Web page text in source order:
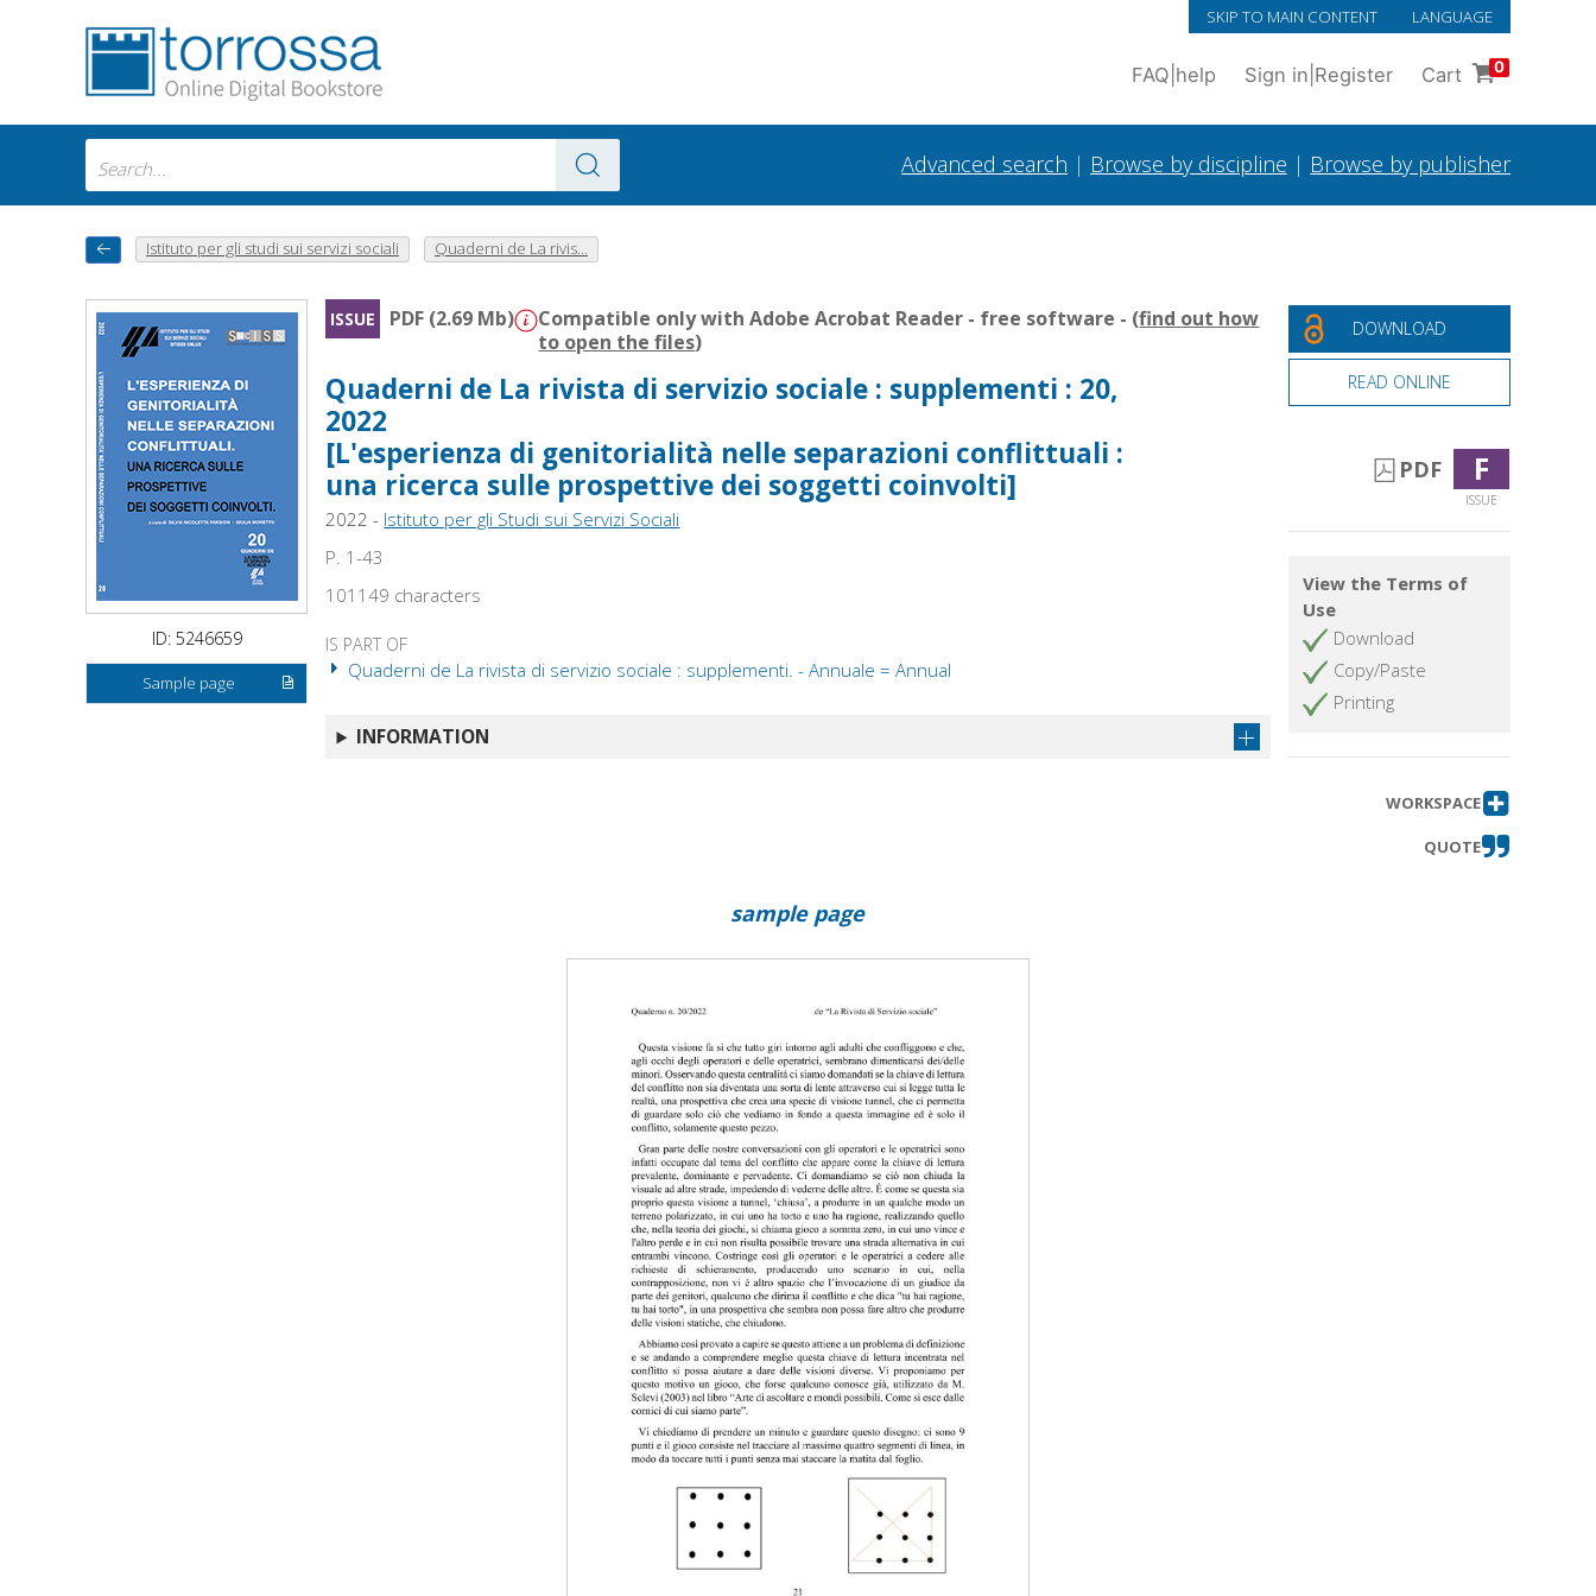
SKIP TO MAIN CONTENT LANGUAGE
FAQ help Sign in Register Cart 0
Advanced search | Browse by discipline | Browse by publisher
Istituto per gli studi sui servizi sociali Quaderni de La rivis...
ID: 5246659
Sample page
ISSUE PDF (2.69 Mb) Compatible only with Adobe Acrobat Reader - free software - (find out how
to open the files)
Quaderni de La rivista di servizio sociale : supplementi : 20,
2022
[L'esperienza di genitorialità nelle separazioni conflittuali :
una ricerca sulle prospettive dei soggetti coinvolti]
2022 - Istituto per gli Studi sui Servizi Sociali
P. 1-43
101149 characters
IS PART OF
Quaderni de La rivista di servizio sociale : supplementi. - Annuale = Annual
INFORMATION
DOWNLOAD
READ ONLINE
PDF F
ISSUE
View the Terms of
Use
Download
Copy/Paste
Printing
WORKSPACE
QUOTE
sample page